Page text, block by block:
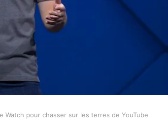
Watch pour chasser sur les terres de YouTube